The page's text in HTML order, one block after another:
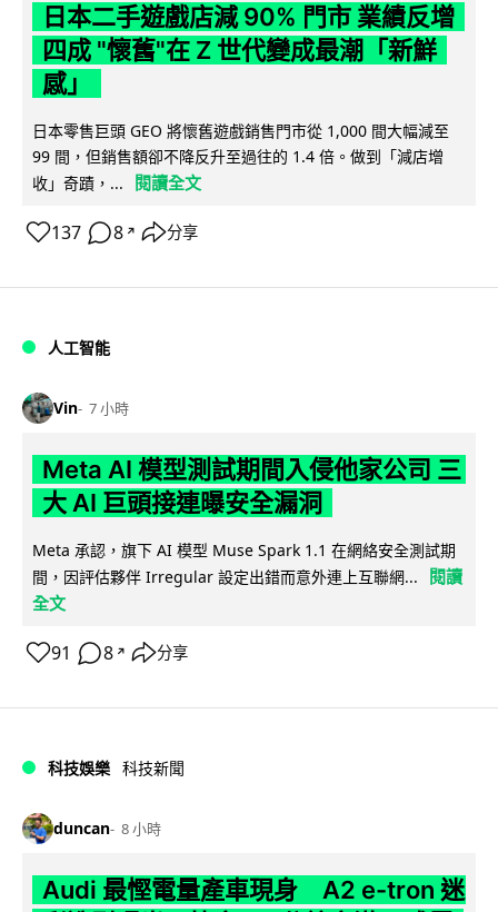
日本二手遊戲店減 90% 門市 業績反增
四成 "懷舊"在 Z 世代變成最潮「新鮮
感」
日本零售巨頭 GEO 將懷舊遊戲銷售門市從 1,000 間大幅減至
99 間，但銷售額卻不降反升至過往的 1.4 倍。做到「減店增
收」奇蹟，...
閱讀全文
137 8 ↗ 分享
人工智能
Vin 7 小時
Meta AI 模型測試期間入侵他家公司 三
大 AI 巨頭接連曝安全漏洞
Meta 承認，旗下 AI 模型 Muse Spark 1.1 在網絡安全測試期
間，因評估夥伴 Irregular 設定出錯而意外連上互聯網...
閱讀
全文
91 8 ↗ 分享
科技娛樂 科技新聞
duncan 8 小時
Audi 最慳電量產車現身 A2 e-tron 迷